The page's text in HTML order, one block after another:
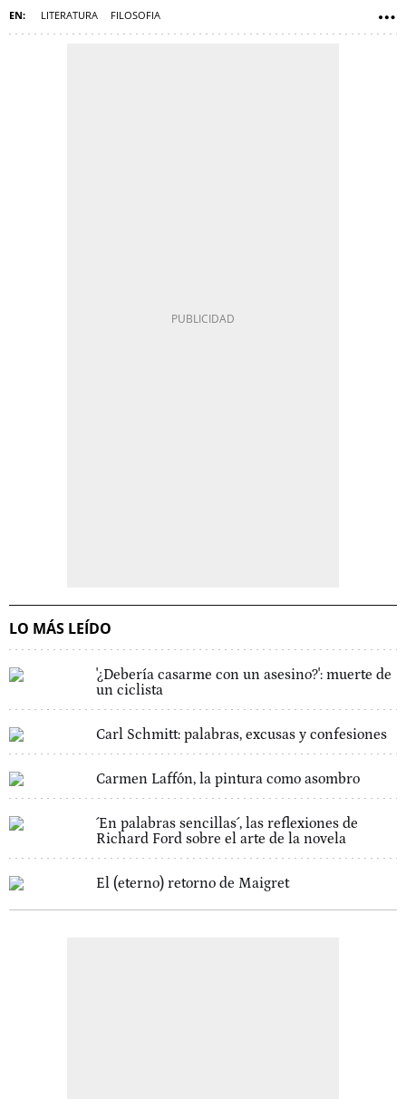
LITERATURA FILOSOFIA
LO MÁS LEÍDO
'¿Debería casarme con un asesino?': muerte de
un ciclista
Carl Schmitt: palabras, excusas y confesiones
Carmen Laffón, la pintura como asombro
´En palabras sencillas´, las reflexiones de
Richard Ford sobre el arte de la novela
El (eterno) retorno de Maigret